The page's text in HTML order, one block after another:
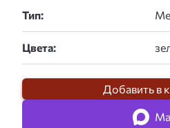
Тип:
Цвета:
Добавить в